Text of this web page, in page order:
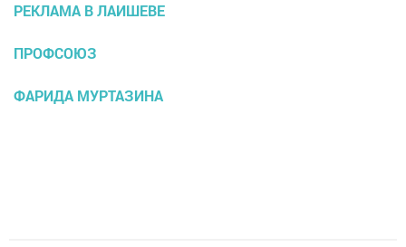
РЕКЛАМА В ЛАИШЕВЕ
ПРОФСОЮЗ
ФАРИДА МУРТАЗИНА